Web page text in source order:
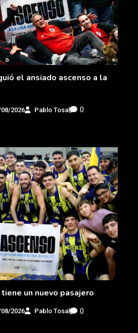
el ansiado ascenso a la
2026 Pablo Tosal 0
un nuevo pasajero
2026 Pablo Tosal 0